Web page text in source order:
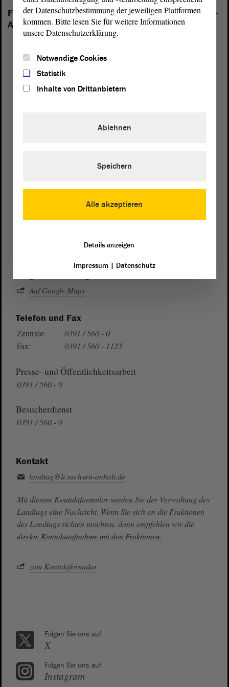
Folgende Fraktionen sind im Landtag von Sachsen-
Anhalt vertreten:
Landtagvon Sachsen-Anhalt
Auf Google Maps
Telefon und Fax
Zentrale:
0391 / 560 - 0
Fax:
0391 / 560 - 1123
Presse- und Öffentlichkeitsarbeit
0391 / 560 - 0
Besucherdienst
0391 / 560 - 0
Kontakt
landtag@lt.sachsen-anhalt.de
Mit diesem Kontaktformular senden Sie der Verwaltung des
Landtags eine Nachricht. Wenn Sie sich an die Fraktionen
des Landtags richten möchten, dann empfehlen wir die
direkte Kontaktaufnahme mit den Fraktionen.
zum Kontaktformular
Folgen Sie uns auf
X
Folgen Sie uns auf
Instagram
der Datenschutzbestimmung der jeweiligen Plattformen
kommen. Bitte lesen Sie für weitere Informationen
unsere Datenschutzerklärung.
Notwendige Cookies
Statistik
Inhalte von Drittanbietern
Alle akzeptieren
Ablehnen
Speichern
Details anzeigen
Impressum| Datenschutz